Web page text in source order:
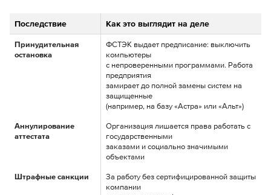
Последствие Как это выглядит на деле
Принудительная
остановка
ФСТЭК выдает предписание: выключить
компьютеры
с непроверенными программами. Работа
предприятия
замирает до полной замены систем на
защищенные
(например, на базу «Астра» или «Альт»)
Аннулирование
аттестата
Организация лишается права работать с
государственными
заказами и социально значимыми
объектами
Штрафные санкции
За работу без сертифицированной защиты
компании